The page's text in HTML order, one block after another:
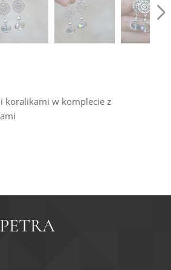
koralikami w komplecie z